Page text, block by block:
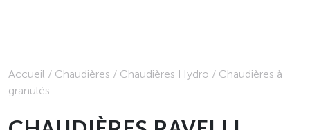
Accueil / Chaudières / Chaudières Hydro / Chaudières à
granulés